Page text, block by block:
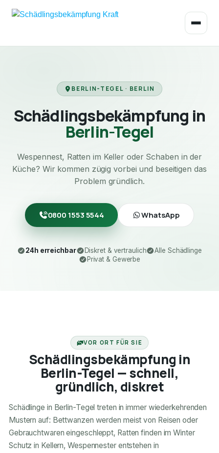
BERLIN-TEGEL · BERLIN
Schädlingsbekämpfung in
Berlin-Tegel
Wespennest, Ratten im Keller oder Schaben in der
Küche? Wir kommen zügig vorbei und beseitigen das
Problem gründlich.
0800 1553 5544 WhatsApp
24h erreichbar Diskret & vertraulich
Alle Schädlinge
Privat & Gewerbe
VOR ORT FÜR SIE
Schädlingsbekämpfung in
Berlin-Tegel — schnell,
gründlich, diskret
Schädlinge in Berlin-Tegel treten in immer wiederkehrenden
Mustern auf: Bettwanzen werden meist von Reisen oder
Gebrauchtwaren eingeschleppt, Ratten finden im Winter
Schutz in Kellern, Wespennester entstehen in